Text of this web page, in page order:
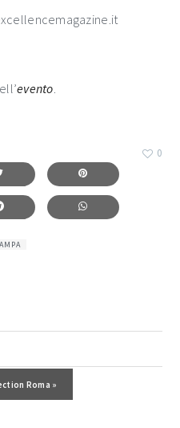
evento.
0
Roma »